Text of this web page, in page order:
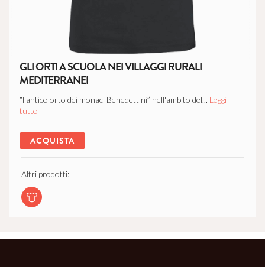
GLI ORTI A SCUOLA NEI VILLAGGI RURALI
MEDITERRANEI
“l'antico orto dei monaci Benedettini” nell'ambito del... Leggi
tutto
ACQUISTA
Altri prodotti: